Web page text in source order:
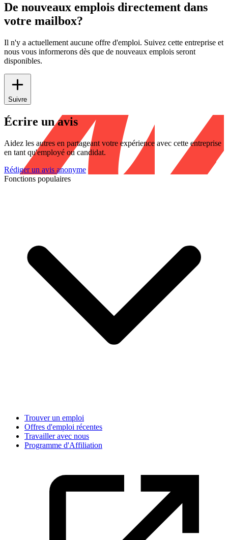
De nouveaux emplois directement dans
votre mailbox?
Il n'y a actuellement aucune offre d'emploi. Suivez cette entreprise et
nous vous informerons dès que de nouveaux emplois seront
disponibles.
Suivre
Écrire un avis
Aidez les autres en partageant votre expérience avec cette entreprise
en tant qu'employé ou candidat.
Rédiger un avis anonyme
Fonctions populaires
Trouver un emploi
Offres d'emploi récentes
Travailler avec nous
Programme d'Affiliation